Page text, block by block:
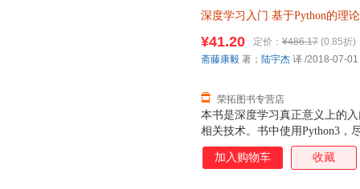
深度学习入门 基于Python的理
票！
本书是深度学习真正意义上的
相关技术。书中使用Python3，
出发，带领读者从零创建一个
理解深度学习。书中不仅介绍
¥41.20 定价： ¥486.17 (0.85折)
荣拓图书专营店
斋藤康毅 著； 陆宇杰 译 /2018-07-01
加入购物车 收藏